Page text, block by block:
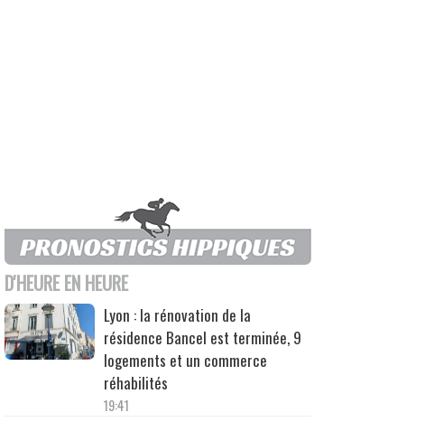
D'HEURE EN HEURE
Lyon : la rénovation de la
résidence Bancel est terminée, 9
logements et un commerce
réhabilités
19:41